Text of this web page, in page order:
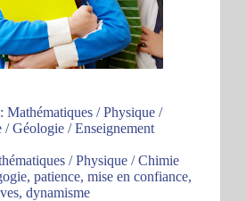
Mathématiques / Physique /
Géologie / Enseignement
/ Physique / Chimie
patience, mise en confiance,
dynamisme